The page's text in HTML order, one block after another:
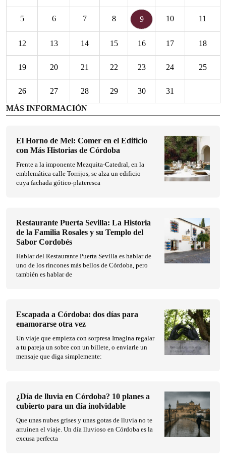
5 6 7 8 9 10 11
12 13 14 15 16 17 18
19 20 21 22 23 24 25
26 27 28 29 30
31
MÁS INFORMACIÓN
El Horno de Mel: Comer en el Edificio
con Más Historias de Córdoba
Frente a la imponente Mezquita-Catedral, en la
emblemática calle Torrijos, se alza un edificio
cuya fachada gótico-plateresca
Restaurante Puerta Sevilla: La Historia
de la Familia Rosales y su Templo del
Sabor Cordobés
Hablar del Restaurante Puerta Sevilla es hablar de
uno de los rincones más bellos de Córdoba, pero
también es hablar de
Escapada a Córdoba: dos días para
enamorarse otra vez
Un viaje que empieza con sorpresa Imagina regalar
a tu pareja un sobre con un billete, o enviarle un
mensaje que diga simplemente:
¿Día de lluvia en Córdoba? 10 planes a
cubierto para un día inolvidable
Que unas nubes grises y unas gotas de lluvia no te
arruinen el viaje. Un día lluvioso en Córdoba es la
excusa perfecta